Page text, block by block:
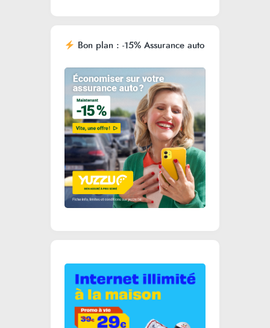
Bon plan : -15% Assurance auto